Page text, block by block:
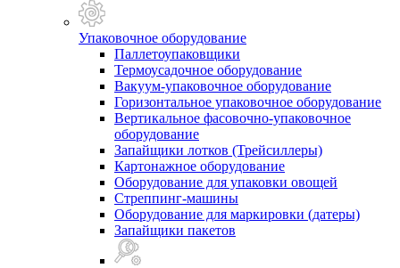
Упаковочное оборудование
Паллетоупаковщики
Термоусадочное оборудование
Вакуум-упаковочное оборудование
Горизонтальное упаковочное оборудование
Вертикальное фасовочно-упаковочное
оборудование
Запайщики лотков (Трейсиллеры)
Картонажное оборудование
Оборудование для упаковки овощей
Стреппинг-машины
Оборудование для маркировки (датеры)
Запайщики пакетов